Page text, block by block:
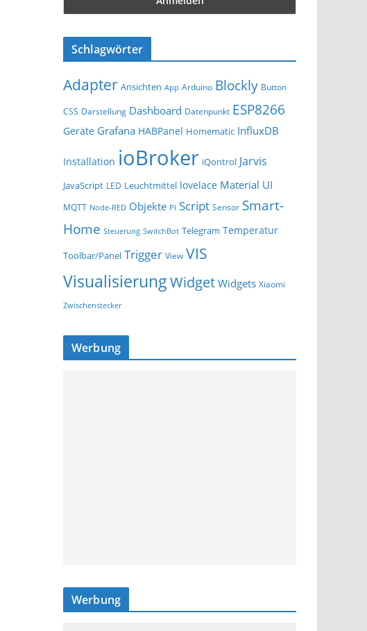
Schlagwörter
Adapter Ansichten App Arduino Blockly Button
CSS Darstellung Dashboard Datenpunkt ESP8266
Geräte Grafana HABPanel Homematic InfluxDB
Installation ioBroker iQontrol Jarvis
JavaScript LED Leuchtmittel lovelace Material UI
MQTT Node-RED Objekte PI Script Sensor Smart-
Home Steuerung SwitchBot Telegram Temperatur
Toolbar/Panel Trigger View VIS
VisualisierungWidget Widgets Xiaomi
Zwischenstecker
Werbung
Werbung